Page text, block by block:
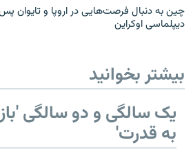
چین به دنبال فرصت‌هایی در اروپا و تایوان
دیپلماسی اوکراین
بیشتر بخوانید
یک سالگی و دو سالگی
به قدرت'